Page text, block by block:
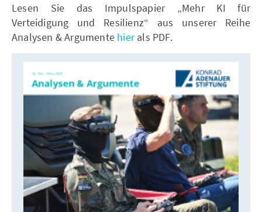
Lesen Sie das Impulspapier „Mehr KI für
Verteidigung und Resilienz“ aus unserer Reihe
Analysen & Argumente hierals PDF.